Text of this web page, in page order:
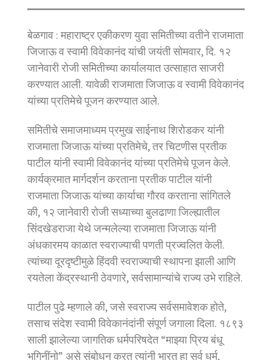
बेळगाव : महाराष्ट्र एकीकरण युवा समितीच्या वतीने राजमाता
जिजाऊ व स्वामी विवेकानंद यांची जयंती सोमवार, दि. १२
जानेवारी रोजी समितीच्या कार्यालयात उत्साहात साजरी
करण्यात आली. यावेळी राजमाता जिजाऊ व स्वामी विवेकानंद
यांच्या प्रतिमेचे पूजन करण्यात आले.
समितीचे समाजमाध्यम प्रमुख साईनाथ शिरोडकर यांनी
राजमाता जिजाऊ यांच्या प्रतिमेचे, तर चिटणीस प्रतीक
पाटील यांनी स्वामी विवेकानंद यांच्या प्रतिमेचे पूजन केले.
कार्यक्रमात मार्गदर्शन करताना प्रतीक पाटील यांनी
राजमाता जिजाऊ यांच्या कार्याचा गौरव करताना सांगितले
की, १२ जानेवारी रोजी सध्याच्या बुलढाणा जिल्ह्यातील
सिंदखेडराजा येथे जन्मलेल्या राजमाता जिजाऊ यांनी
अंधकारमय काळात स्वराज्याची पणती प्रज्वलित केली.
त्यांच्या दूरदृष्टीमुळे हिंदवी स्वराज्याची स्थापना झाली आणि
रयतेला केंद्रस्थानी ठेवणारे, सर्वसामान्यांचे राज्य उभे राहिले.
पाटील पुढे म्हणाले की, जसे स्वराज्य सर्वसमावेशक होते,
तसाच संदेश स्वामी विवेकानंदांनी संपूर्ण जगाला दिला. १८९३
साली झालेल्या जागतिक धर्मपरिषदेत “माझ्या प्रिय बंधू
भगिनींनो” असे संबोधन करत त्यांनी भारत हा सर्व धर्म,